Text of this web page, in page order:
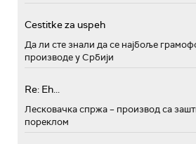
Cestitke za uspeh
Да ли сте знали да се најбоље
производе у Србији
Re: Eh...
Лесковачка спржа – производ са
пореклом